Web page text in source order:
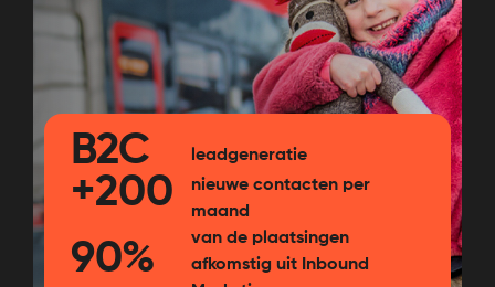
B2C leadgeneratie
+200
nieuwe contacten per
maand
90%
van de plaatsingen
afkomstig uit Inbound